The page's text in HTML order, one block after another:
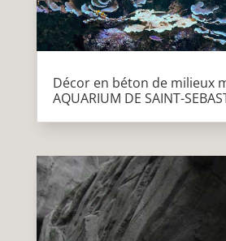
Décor en béton de milieux
AQUARIUM DE SAINT-